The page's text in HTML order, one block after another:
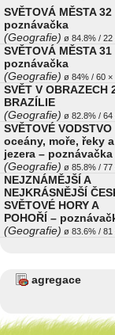
SVĚTOVÁ MĚSTA 32
poznávačka
(Geografie) ø 84.8% / 22
SVĚTOVÁ MĚSTA 31
poznávačka
(Geografie) ø 84% / 60 ×
SVĚT V OBRAZECH
BRAZÍLIE
(Geografie) ø 82.8% / 64
SVĚTOVÉ VODSTVO
oceány, moře, řeky a
jezera – poznávačka
(Geografie) ø 85.8% / 77
NEJZNÁMĚJŠÍ A
NEJKRÁSNĚJŠÍ
SVĚTOVÉ HORY A
POHOŘÍ –
(Geografie) ø 83.6% / 81
agregace